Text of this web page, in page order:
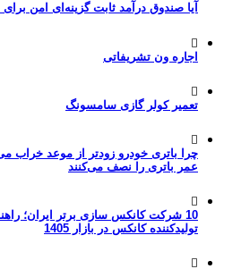
آیا صندوق درآمد ثابت گزینه‌ای امن
اجاره ون تشریفاتی
تعمیر کولر گازی سامسونگ
عمر باتری را نصف می‌کنند
10 شرکت کانکس سازی برتر ایران؛
تولیدکننده کانکس در بازار 1405